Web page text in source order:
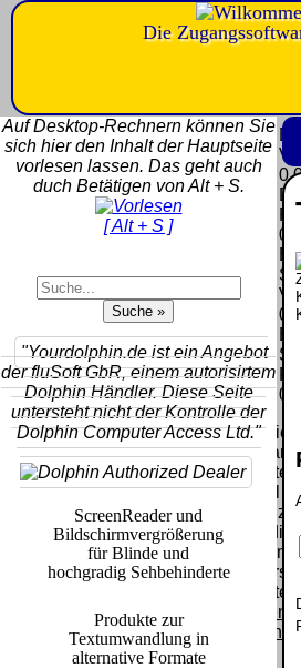
Auf Desktop-Rechnern können Sie
sich hier den Inhalt der Hauptseite
vorlesen lassen. Das geht auch
duch Betätigen von Alt + S.
[ Alt + S ]
"Yourdolphin.de ist ein Angebot
der fluSoft GbR, einem autorisirtem
Dolphin Händler. Diese Seite
untersteht nicht der Kontrolle der
Dolphin Computer Access Ltd."
ScreenReader und
Bildschirmvergrößerung
für Blinde und
hochgradig Sehbehinderte
Produkte zur
Textumwandlung in
alternative Formate
Die
Code:
Deutschland
Nachnahme:
8.95 €
Deutschland
Vorkasse: 6.95
€
Schweiz)
Vorkasse:
20.00 €
EU (inkl.
Schweiz)
PayPal: 20.00
€
Der Versand erfolgt
als versichertes
Selbstabholung
vom Büro oder
von
0.00 €
Bei
Email
und die
erhalten
keinen